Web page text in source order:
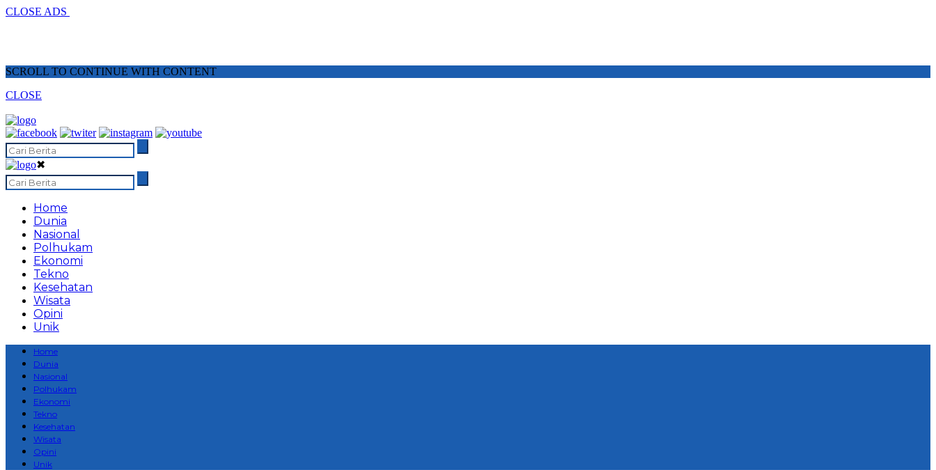
CLOSE ADS
SCROLL TO CONTINUE WITH CONTENT
CLOSE
✖
Home
Dunia
Nasional
Polhukam
Ekonomi
Tekno
Kesehatan
Wisata
Opini
Unik
Home
Dunia
Nasional
Polhukam
Ekonomi
Tekno
Kesehatan
Wisata
Opini
Unik